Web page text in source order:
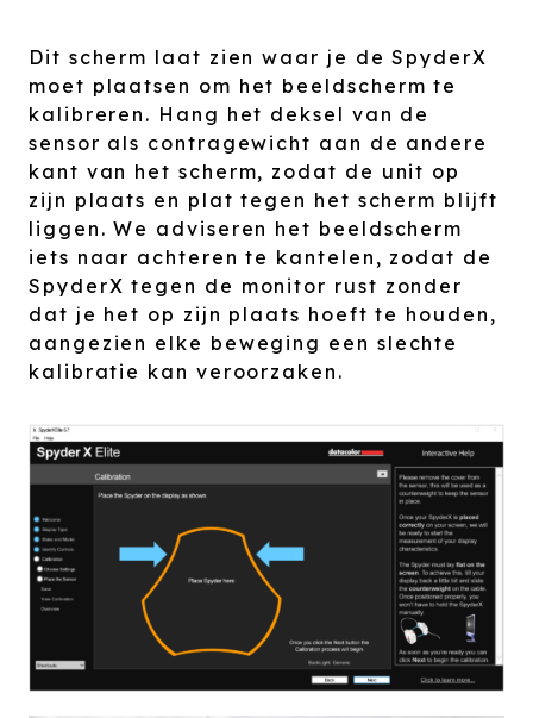
Dit scherm laat zien waar je de SpyderX
moet plaatsen om het beeldscherm te
kalibreren. Hang het deksel van de
sensor als contragewicht aan de andere
kant van het scherm, zodat de unit op
zijn plaats en plat tegen het scherm blijft
liggen. We adviseren het beeldscherm
iets naar achteren te kantelen, zodat de
SpyderX tegen de monitor rust zonder
dat je het op zijn plaats hoeft te houden,
aangezien elke beweging een slechte
kalibratie kan veroorzaken.